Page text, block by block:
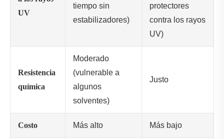
UV
tiempo sin
estabilizadores)
protectores
contra los rayos
UV)
Resistencia
química
Moderado
(vulnerable a
algunos
solventes)
Justo
Costo Más alto Más bajo